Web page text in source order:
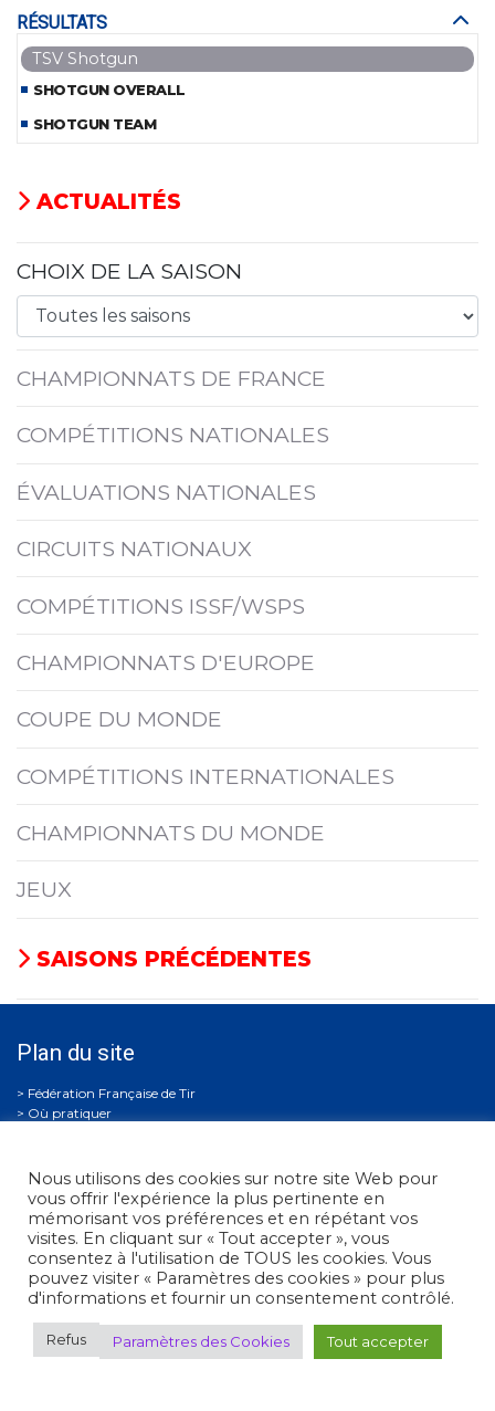
RÉSULTATS
TSV Shotgun
SHOTGUN OVERALL
SHOTGUN TEAM
ACTUALITÉS
CHOIX DE LA SAISON
CHAMPIONNATS DE FRANCE
COMPÉTITIONS NATIONALES
ÉVALUATIONS NATIONALES
CIRCUITS NATIONAUX
COMPÉTITIONS ISSF/WSPS
CHAMPIONNATS D'EUROPE
COUPE DU MONDE
COMPÉTITIONS INTERNATIONALES
CHAMPIONNATS DU MONDE
JEUX
SAISONS PRÉCÉDENTES
Plan du site
Où pratiquer
Boutiques
Cibles couleurs
EDEN
Actualités
C.N.T.S.
Calendriers
Gestion Sportive
Se former
Nous utilisons des cookies sur notre site Web pour
vous offrir l'expérience la plus pertinente en
mémorisant vos préférences et en répétant vos
visites. En cliquant sur « Tout accepter », vous
consentez à l'utilisation de TOUS les cookies. Vous
pouvez visiter « Paramètres des cookies » pour plus
d'informations et fournir un consentement contrôlé.
Refus Paramètres des Cookies Tout accepter